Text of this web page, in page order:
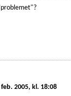
2005, kl. 18:08